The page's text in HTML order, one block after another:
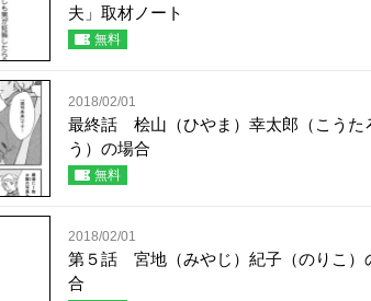
夫」取材ノート
無料
2018/02/01
最終話 桧山（ひやま）幸太郎（こうた
う）の場合
無料
2018/02/01
第５話 宮地（みやじ）紀子（のりこ）
合